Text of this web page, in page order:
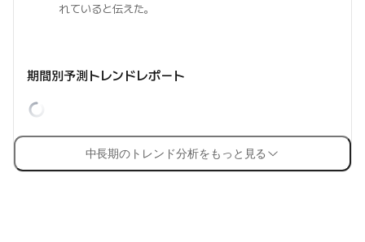
れていると伝えた。
期間別予測トレンドレポート
中長期のトレンド分析をもっと見る